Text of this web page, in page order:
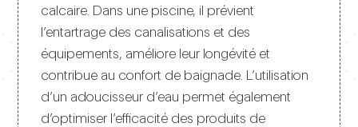
calcaire. Dans une piscine, il prévient
l’entartrage des canalisations et des
équipements, améliore leur longévité et
contribue au confort de baignade. L’utilisation
d’un adoucisseur d’eau permet également
d’optimiser l’efficacité des produits de